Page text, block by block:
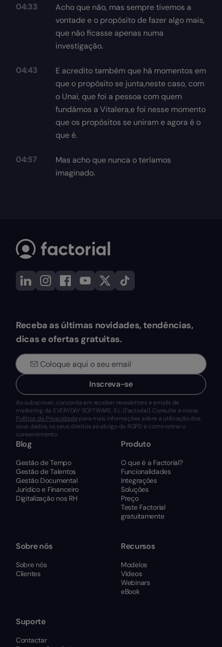
04:33
Acho que não, mas sempre tivemos a
vontade e o propósito de fazer algo mais,
que não ficasse apenas numa
investigação.
04:43
E acredito também que há momentos em
que o propósito se junta,neste caso, com
o Unai, que foi a pessoa com quem
fundámos a Vitalera,e foi nesse momento
que os propósitos se uniram e agora é o
que é.
04:57
Mas acho que nunca o teríamos
imaginado.
Receba as últimas novidades, tendências,
dicas e ofertas gratuitas.
Inscreva-se
Ao subscrever, concorda em receber newsletters e emails de
marketing da EVERYDAY SOFTWARE, S.L. (Factorial). Consulte a nossa
Política de Privacidade para mais informações sobre a utilização dos
seus dados, os seus direitos ao abrigo do RGPD e como retirar o
consentimento.
Blog
Gestão de Tempo
Gestão de Talentos
Gestão Documental
Jurídico e Financeiro
Digitalização nos RH
Produto
O que é a Factorial?
Funcionalidades
Integrações
Soluções
Preço
Teste Factorial
gratuitamente
Sobre nós
Sobre nós
Clientes
Recursos
Modelos
Vídeos
Webinars
eBook
Suporte
Contactar